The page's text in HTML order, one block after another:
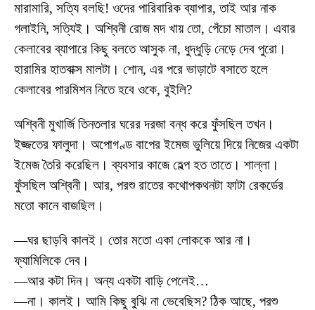
মারামারি, সত্যি বলছি! ওদের পারিবারিক ব্যাপার, তাই আর নাক
গলাইনি, সত্যিই। অশ্বিনী রোজ মদ খায় তো, পেঁচো মাতাল। এবার
কেলাবের ব্যাপারে কিছু বলতে আসুক না, ধুদ্ধুড়ি নেড়ে দেব পুরো।
হারামির হাতবাক্স মালটা। শোন, এর পরে ভাড়াটে বসাতে হলে
কেলাবের পারমিশন নিতে হবে ওকে, বুইলি?
অশ্বিনী মুখার্জি তিনতলার ঘরের দরজা বন্ধ করে ফুঁসছিল তখন।
ইজ্জতের ফালুদা। অপোগণ্ড বাপের ইমেজ ভুলিয়ে দিয়ে নিজের একটা
ইমেজ তৈরি করেছিল। ব্যবসার কাজে হেল্প হত তাতে। শাল্লা।
ফুঁসছিল অশ্বিনী। আর, পরশু রাতের কথোপকথনটা ফাটা রেকর্ডের
মতো কানে বাজছিল।
—ঘর ছাড়বি কালই। তোর মতো একা লোককে আর না।
ফ্যামিলিকে দেব।
—আর কটা দিন। অন্য একটা বাড়ি পেলেই…
—না। কালই। আমি কিছু বুঝি না ভেবেছিস? ঠিক আছে, পরশু